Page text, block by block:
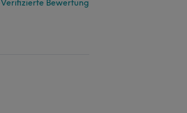
Verifizierte Bewertung